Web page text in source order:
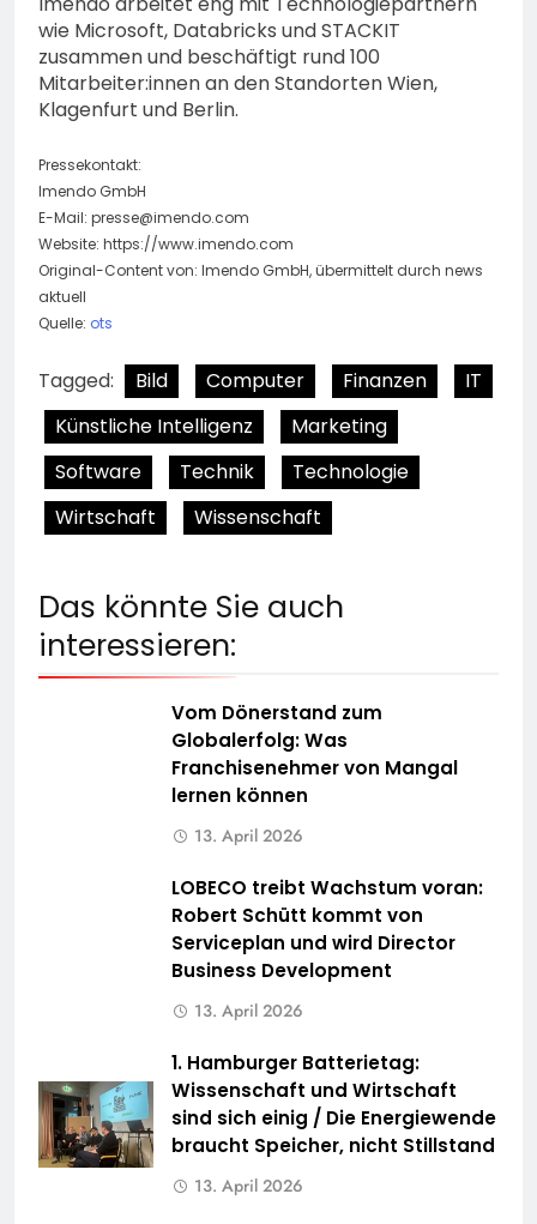
wie Microsoft, Databricks und STACKIT
zusammen und beschäftigt rund 100
Mitarbeiter:innen an den Standorten Wien,
Klagenfurt und Berlin.
Pressekontakt:
Imendo GmbH
E-Mail: presse@imendo.com
Website: https://www.imendo.com
Original-Content von: Imendo GmbH, übermittelt durch news
aktuell
Quelle: ots
Tagged: Bild Computer Finanzen
IT
Künstliche Intelligenz
Marketing
Software
Technik
Technologie
Wirtschaft
Wissenschaft
Das könnte Sie auch
interessieren:
Vom Dönerstand zum
Globalerfolg: Was
Franchisenehmer von Mangal
lernen können
13. April 2026
LOBECO treibt Wachstum voran:
Robert Schütt kommt von
Serviceplan und wird Director
Business Development
13. April 2026
1. Hamburger Batterietag:
Wissenschaft und Wirtschaft
sind sich einig / Die Energiewende
braucht Speicher, nicht Stillstand
13. April 2026